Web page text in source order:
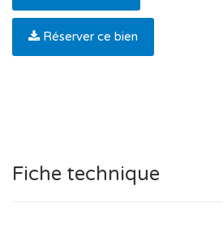
Réserver ce bien
Fiche technique